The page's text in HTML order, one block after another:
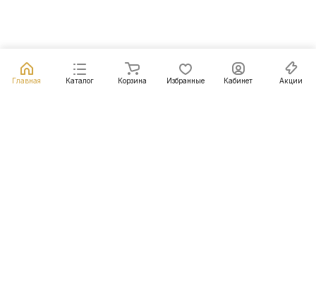
Главная Каталог Корзина Избранные Кабинет Акции